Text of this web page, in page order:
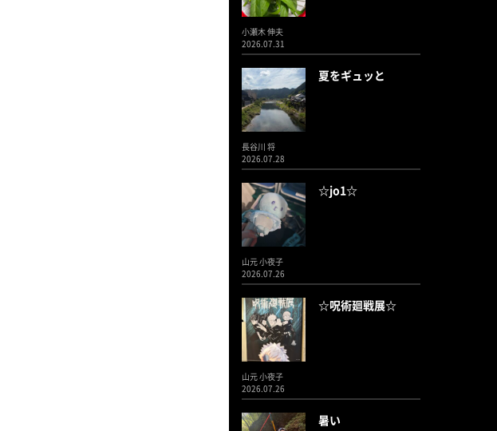
小瀬木 伸夫
2026.07.31
夏をギュッと
長谷川 将
2026.07.28
☆jo1☆
山元 小夜子
2026.07.26
☆呪術廻戦展☆
山元 小夜子
2026.07.26
暑い